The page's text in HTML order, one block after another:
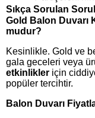
Sıkça Sorulan
Gold Balon Duvarı
mudur?
Kesinlikle. Gold ve
gala geceleri veya
etkinlikler için
popüler tercihtir.
Balon Duvarı